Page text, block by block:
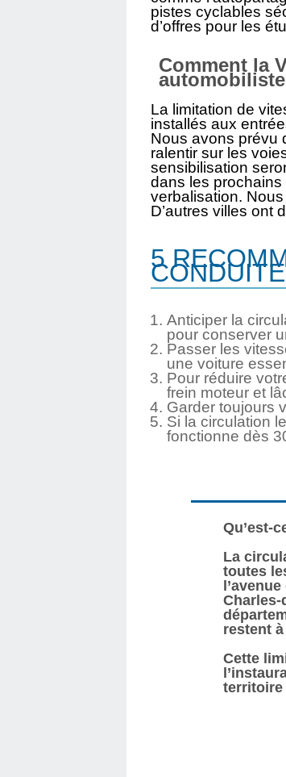
pistes cyclables
d’offres pour les
Comment la
La limitation de
installés aux
Nous avons prévu
ralentir sur les
sensibilisation
dans les prochains
verbalisation.
D’autres villes ont
5
Anticiper la
pour conserver
Passer les
une voiture
Pour réduire
frein moteur et
Garder toujours
Si la circulation
fonctionne dès
Qu’est-
La
toutes
Charles-
restent
Cette
territoire